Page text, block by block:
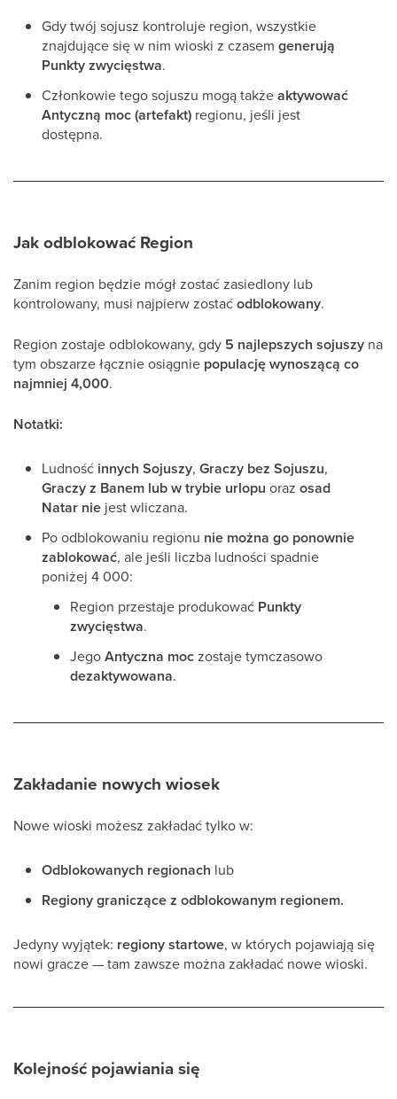
Gdy twój sojusz kontroluje region, wszystkie
znajdujące się w nim wioski z czasem generują
Punkty zwycięstwa.
Członkowie tego sojuszu mogą takżeaktywować
Antyczną moc (artefakt) regionu, jeśli jest
dostępna.
Jak odblokować Region
Zanim region będzie mógł zostać zasiedlony lub
kontrolowany, musi najpierw zostaćodblokowany.
Region zostaje odblokowany, gdy 5 najlepszych sojuszy na
tym obszarze łącznie osiągnie populację wynoszącą co
najmniej 4,000.
Notatki:
Ludność innych Sojuszy, Graczy bez Sojuszu,
Graczy z Banem lub w trybie urlopu oraz osad
Natar nie jest wliczana.
Po odblokowaniu regionu nie można go ponownie
zablokować, ale jeśli liczba ludności spadnie
poniżej 4 000:
Region przestaje produkować Punkty
zwycięstwa.
JegoAntyczna moczostaje tymczasowo
dezaktywowana.
Zakładanie nowych wiosek
Nowe wioski możesz zakładać tylko w:
Odblokowanych regionach lub
Regiony graniczące z odblokowanym regionem.
Jedyny wyjątek: regiony startowe, w których pojawiają się
nowi gracze — tam zawsze można zakładać nowe wioski.
Kolejność pojawiania się